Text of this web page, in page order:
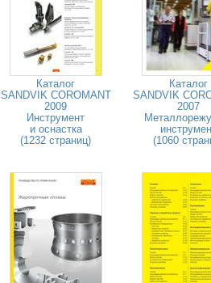
Каталог
SANDVIK COROMANT
2009
Инструмент
и оснастка
(1232 страниц)
Каталог
SANDVIK
2007
(1060